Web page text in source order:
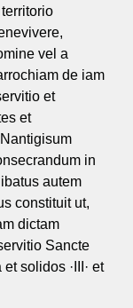
vel a
de iam
et
et
in
autem
constituit ut,
dictam
Sancte
solidos ·III· et